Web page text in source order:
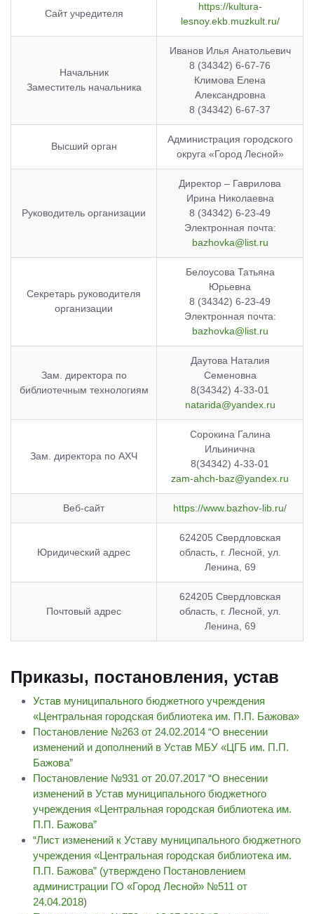
Сайт учредителя
https://kultura-
lesnoy.ekb.muzkult.ru/
Начальник
Заместитель начальника
Иванов Илья Анатольевич
8 (34342) 6-67-76
Климова Елена
Александровна
8 (34342) 6-67-37
Высший орган
Администрация городского
округа «Город Лесной»
Руководитель организации
Директор – Гаврилова
Ирина Николаевна
8 (34342) 6-23-49
Электронная почта:
bazhovka@list.ru
Cекретарь руководителя
организации
Белоусова Татьяна
Юрьевна
8 (34342) 6-23-49
Электронная почта:
bazhovka@list.ru
Зам. директора по
библиотечным технологиям
Даутова Наталия
Семеновна
8(34342) 4-33-01
natarida@yandex.ru
Зам. директора по АХЧ
Сорокина Галина
Ильинична
8(34342) 4-33-01
zam-ahch-baz@yandex.ru
Веб-сайт https://www.bazhov-lib.ru/
Юридический адрес
624205 Свердловская
область, г. Лесной, ул.
Ленина, 69
Почтовый адрес
624205 Свердловская
область, г. Лесной, ул.
Ленина, 69
Приказы, постановления, устав
Устав муниципального бюджетного учреждения
«Центральная городская библиотека им. П.П. Бажова»
Постановление №263 от 24.02.2014 “О внесении
изменений и дополнений в Устав МБУ «ЦГБ им. П.П.
Бажова”
Постановление №931 от 20.07.2017 “О внесении
изменений в Устав муниципального бюджетного
учреждения «Центральная городская библиотека им.
П.П. Бажова”
“Лист изменений к Уставу муниципального бюджетного
учреждения «Центральная городская библиотека им.
П.П. Бажова” (утверждено Постановлением
администрации ГО «Город Лесной» №511 от
24.04.2018)